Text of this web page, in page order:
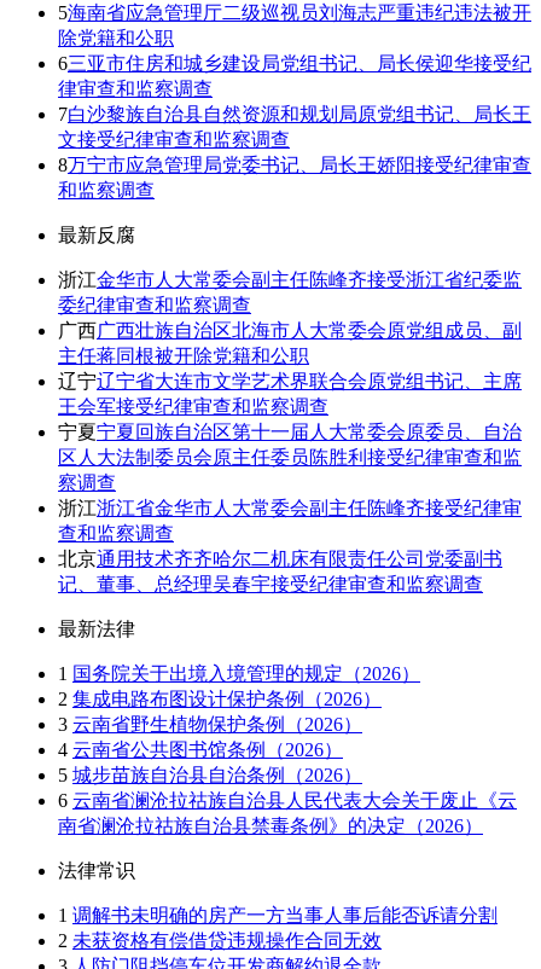
5海南省应急管理厅二级巡视员刘海志严重违纪违法被开
除党籍和公职
6三亚市住房和城乡建设局党组书记、局长侯迎华接受纪
律审查和监察调查
7白沙黎族自治县自然资源和规划局原党组书记、局长王
文接受纪律审查和监察调查
8万宁市应急管理局党委书记、局长王娇阳接受纪律审查
和监察调查
最新反腐
浙江金华市人大常委会副主任陈峰齐接受浙江省纪委监
委纪律审查和监察调查
广西广西壮族自治区北海市人大常委会原党组成员、副
主任蒋同根被开除党籍和公职
辽宁辽宁省大连市文学艺术界联合会原党组书记、主席
王会军接受纪律审查和监察调查
宁夏宁夏回族自治区第十一届人大常委会原委员、自治
区人大法制委员会原主任委员陈胜利接受纪律审查和监
察调查
浙江浙江省金华市人大常委会副主任陈峰齐接受纪律审
查和监察调查
北京通用技术齐齐哈尔二机床有限责任公司党委副书
记、董事、总经理吴春宇接受纪律审查和监察调查
最新法律
1 国务院关于出境入境管理的规定（2026）
2 集成电路布图设计保护条例（2026）
3 云南省野生植物保护条例（2026）
4 云南省公共图书馆条例（2026）
5 城步苗族自治县自治条例（2026）
6 云南省澜沧拉祜族自治县人民代表大会关于废止《云
南省澜沧拉祜族自治县禁毒条例》的决定（2026）
法律常识
1 调解书未明确的房产一方当事人事后能否诉请分割
2 未获资格有偿借贷违规操作合同无效